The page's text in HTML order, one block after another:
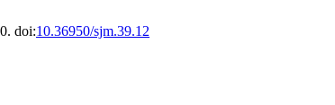
doi:10.36950/sjm.39.12